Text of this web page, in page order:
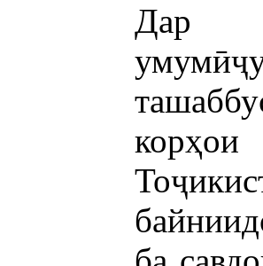
Дар